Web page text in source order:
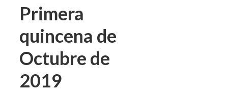
Primera
quincena de
Octubre de
2019